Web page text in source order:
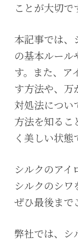
ことが大切で
本記事では、
の基本ルール
す。また、ア
す方法や、万
対処法につい
方法を知るこ
く美しい状態
シルクのアイ
シルクのシワ
ぜひ最後まで
弊社では、シ